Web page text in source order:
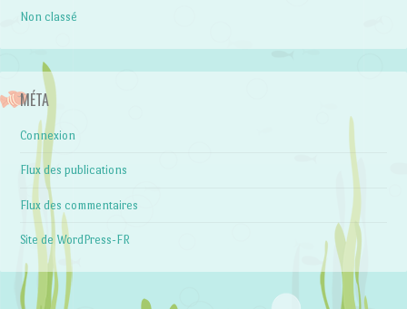
Non classé
MÉTA
Connexion
Flux des publications
Flux des commentaires
Site de WordPress-FR